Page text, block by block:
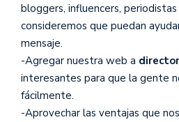
bloggers, influencers,
consideremos que puedan
mensaje.
-Agregar nuestra web a
interesantes para que la gente
fácilmente.
-Aprovechar las ventajas que